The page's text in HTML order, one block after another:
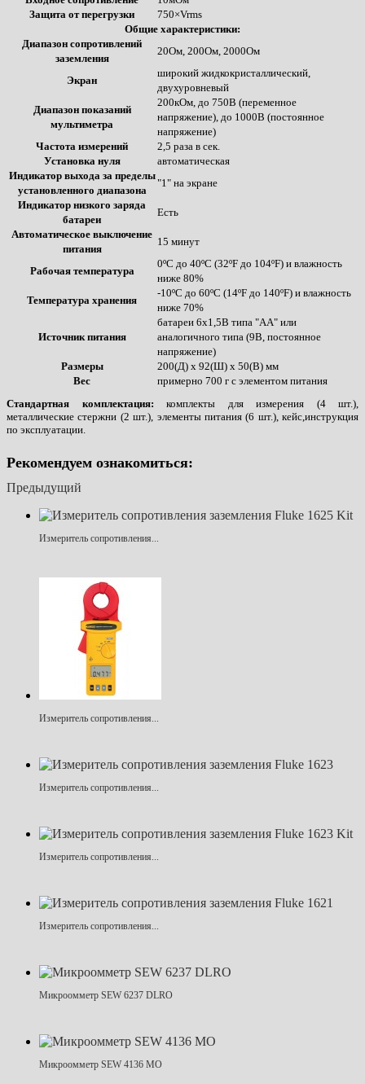
Защита от перегрузки
750×Vrms
Общие характеристики:
Диапазон сопротивлений
заземления
20Ом, 200Ом, 2000Ом
Экран
широкий жидкокристаллический,
двухуровневый
Диапазон показаний
мультиметра
200кОм, до 750В (переменное
напряжение), до 1000В (постоянное
напряжение)
Частота измерений
2,5 раза в сек.
Установка нуля
автоматическая
Индикатор выхода за пределы
установленного диапазона
"1" на экране
Индикатор низкого заряда
батареи
Есть
Автоматическое выключение
питания
15 минут
Рабочая температура
0ºC до 40ºC (32ºF до 104ºF) и влажность
ниже 80%
Температура хранения
-10ºC до 60ºC (14ºF до 140ºF) и влажность
ниже 70%
Источник питания
батареи 6x1,5В типа "AA" или
аналогичного типа (9В, постоянное
напряжение)
Размеры
200(Д) x 92(Ш) x 50(В) мм
Вес
примерно 700 г с элементом питания
Стандартная комплектация: комплекты для измерения (4 шт.),
металлические стержни (2 шт.), элементы питания (6 шт.), кейс,инструкция
по эксплуатации.
Рекомендуем ознакомиться:
Предыдущий
Измеритель сопротивления...
Измеритель сопротивления...
Измеритель сопротивления...
Измеритель сопротивления...
Измеритель сопротивления...
Микроомметр SEW 6237 DLRO
Микроомметр SEW 4136 MO